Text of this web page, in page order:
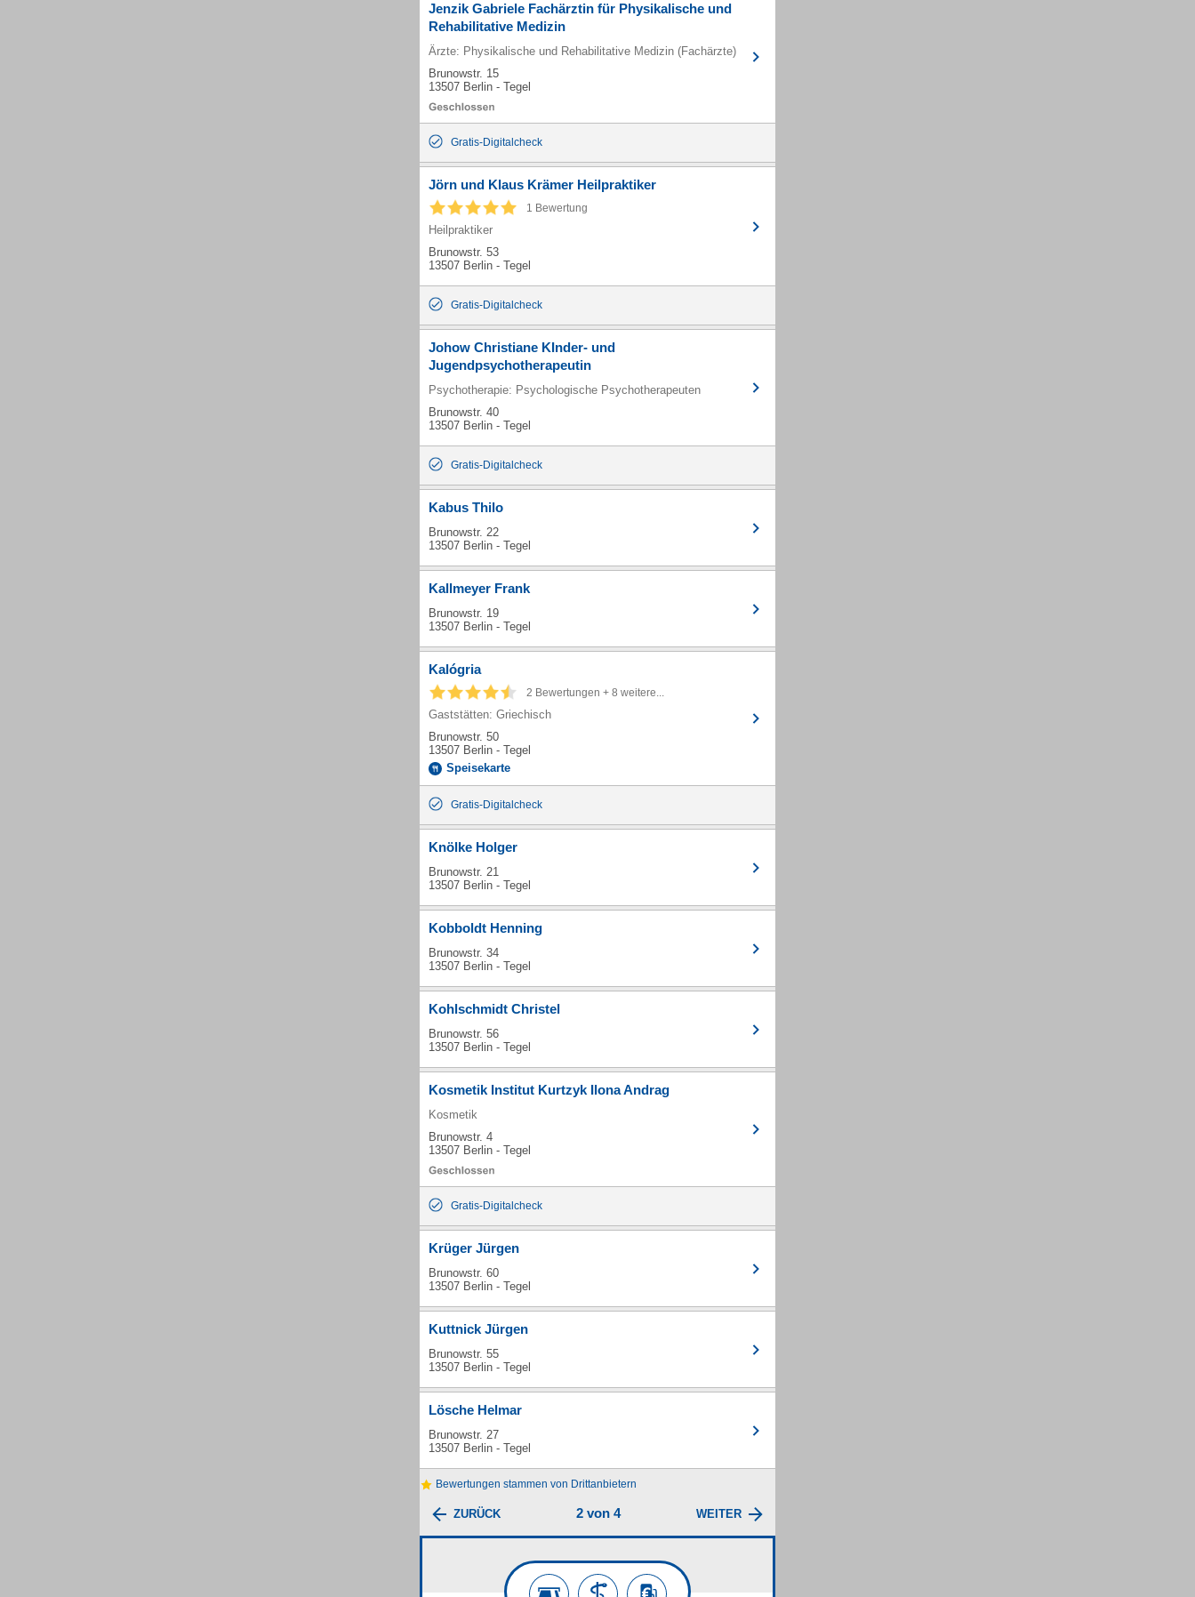
Jenzik Gabriele Fachärztin für Physikalische und
Rehabilitative Medizin
Ärzte: Physikalische und Rehabilitative Medizin (Fachärzte)
Brunowstr. 15
13507 Berlin - Tegel
Gratis-Digitalcheck
Jörn und Klaus Krämer Heilpraktiker
1 Bewertung
Heilpraktiker
Brunowstr. 53
13507 Berlin - Tegel
Gratis-Digitalcheck
Johow Christiane KInder- und
Jugendpsychotherapeutin
Psychotherapie: Psychologische Psychotherapeuten
Brunowstr. 40
13507 Berlin - Tegel
Gratis-Digitalcheck
Kabus Thilo
Brunowstr. 22
13507 Berlin - Tegel
Kallmeyer Frank
Brunowstr. 19
13507 Berlin - Tegel
Kalógria
2 Bewertungen + 8 weitere...
Gaststätten: Griechisch
Brunowstr. 50
13507 Berlin - Tegel
Speisekarte
Gratis-Digitalcheck
Knölke Holger
Brunowstr. 21
13507 Berlin - Tegel
Kobboldt Henning
Brunowstr. 34
13507 Berlin - Tegel
Kohlschmidt Christel
Brunowstr. 56
13507 Berlin - Tegel
Kosmetik Institut Kurtzyk Ilona Andrag
Kosmetik
Brunowstr. 4
13507 Berlin - Tegel
Gratis-Digitalcheck
Krüger Jürgen
Brunowstr. 60
13507 Berlin - Tegel
Kuttnick Jürgen
Brunowstr. 55
13507 Berlin - Tegel
Lösche Helmar
Brunowstr. 27
13507 Berlin - Tegel
Bewertungen stammen von Drittanbietern
ZURÜCK 2 von 4 WEITER